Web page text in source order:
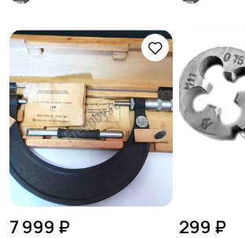
7 999 ₽ 299 ₽